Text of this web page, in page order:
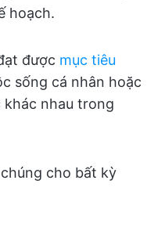
hoạch.
được mục tiêu
sống cá nhân hoặc
nhau trong
cho bất kỳ